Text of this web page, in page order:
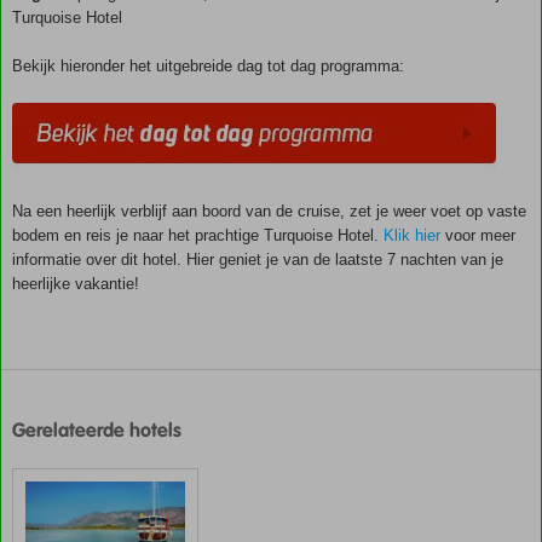
Turquoise Hotel
Bekijk hieronder het uitgebreide dag tot dag programma:
Na een heerlijk verblijf aan boord van de cruise, zet je weer voet op vaste
bodem en reis je naar het prachtige Turquoise Hotel. Klik hier voor meer
informatie over dit hotel. Hier geniet je van de laatste 7 nachten van je
heerlijke vakantie!
door
klanten
na
Gerelateerde hotels